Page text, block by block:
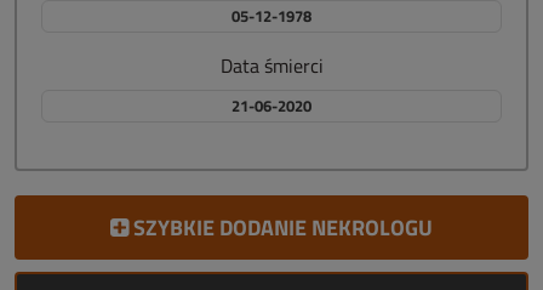
05-12-1978
Data śmierci
21-06-2020
SZYBKIE DODANIE NEKROLOGU